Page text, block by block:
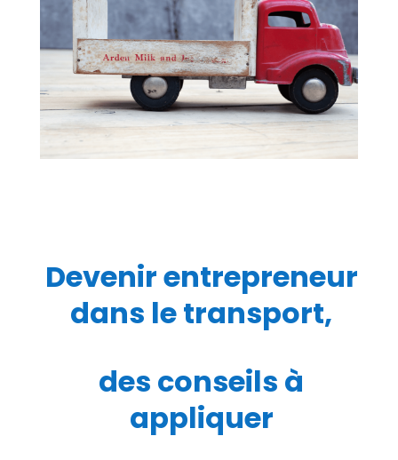
Devenir entrepreneur
dans le transport,
des conseils à
appliquer